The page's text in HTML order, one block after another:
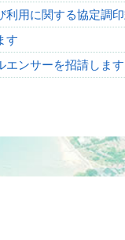
利用に関する協定調
す
エンサーを招請しま